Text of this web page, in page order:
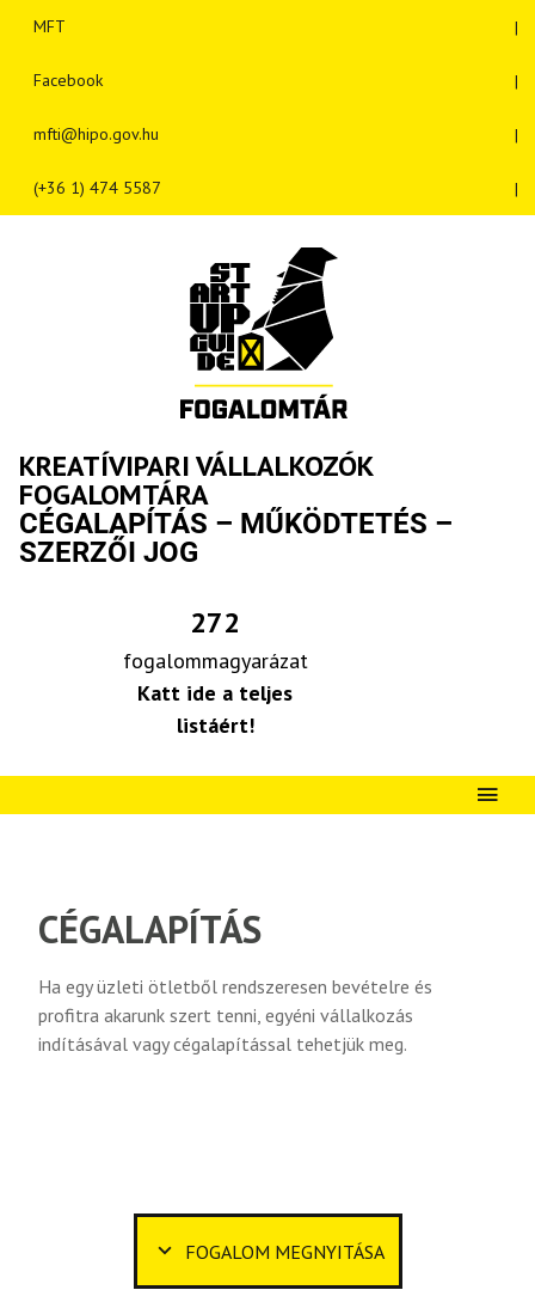
MFT
Facebook
mfti@hipo.gov.hu
(+36 1) 474 5587
KREATÍVIPARI VÁLLALKOZÓK
FOGALOMTÁRA
CÉGALAPÍTÁS – MŰKÖDTETÉS –
SZERZŐI JOG
272
fogalommagyarázat
Katt ide a teljes
listáért!
CÉGALAPÍTÁS
Ha egy üzleti ötletből rendszeresen bevételre és
profitra akarunk szert tenni, egyéni vállalkozás
indításával vagy cégalapítással tehetjük meg.
FOGALOM MEGNYITÁSA